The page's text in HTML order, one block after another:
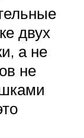
двух
а не
не